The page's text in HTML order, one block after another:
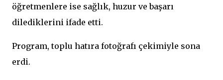
öğretmenlere ise sağlık, huzur ve başarı
dilediklerini ifade etti.
Program, toplu hatıra fotoğrafı çekimiyle sona
erdi.